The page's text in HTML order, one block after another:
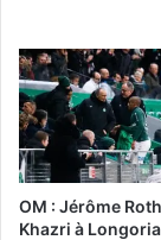
OM : Jérôme
Khazri à Longoria